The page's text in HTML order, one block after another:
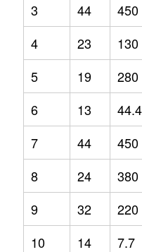
3
44 450
4
23 130
5
19 280
6
13 44.4
7
44 450
8
24 380
9
32 220
10
14 7.7